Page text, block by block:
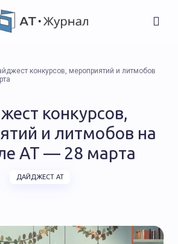
конкурсов, мероприятий и литмобов
конкурсов,
и литмобов на
АТ — 28 марта
ДАЙДЖЕСТ АТ